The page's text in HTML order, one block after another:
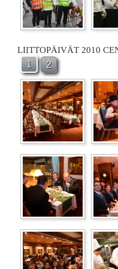
LIITTOPÄIVÄT 2010
1 2